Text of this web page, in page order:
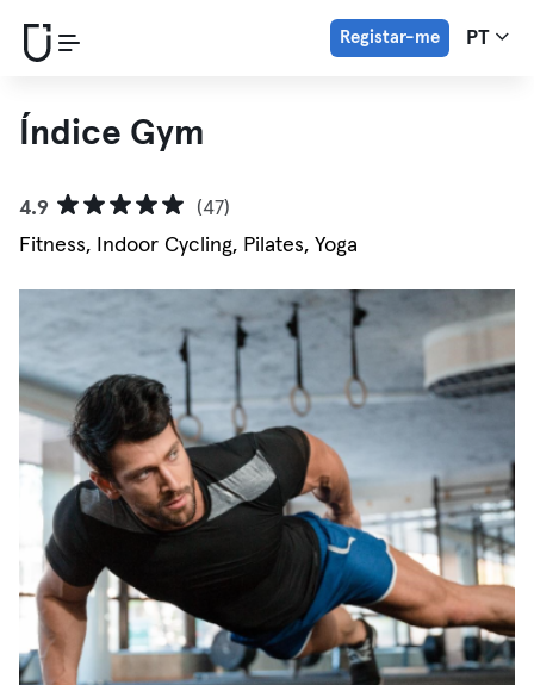
Registar-me PT
Índice Gym
4.9
(47)
Fitness, Indoor Cycling, Pilates, Yoga